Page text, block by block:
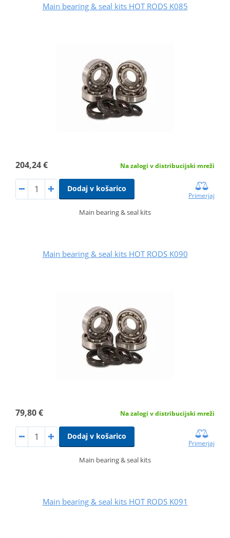
Main bearing & seal kits HOT RODS K085
204,24 € Na zalogi v distribucijski mreži
Dodaj v košarico
Primerjaj
Main bearing & seal kits
Main bearing & seal kits HOT RODS K090
79,80 € Na zalogi v distribucijski mreži
Dodaj v košarico
Primerjaj
Main bearing & seal kits
Main bearing & seal kits HOT RODS K091